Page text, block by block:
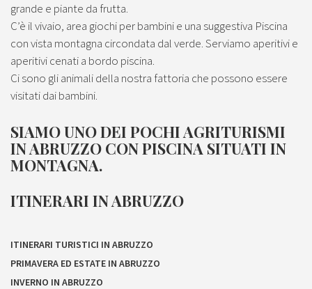
grande e piante da frutta.
C’è il vivaio, area giochi per bambini e una suggestiva Piscina
con vista montagna circondata dal verde. Serviamo aperitivi e
aperitivi cenati a bordo piscina.
Ci sono gli animali della nostra fattoria che possono essere
visitati dai bambini.
SIAMO UNO DEI POCHI AGRITURISMI
IN ABRUZZO CON PISCINA SITUATI IN
MONTAGNA.
ITINERARI IN ABRUZZO
ITINERARI TURISTICI IN ABRUZZO
PRIMAVERA ED ESTATE IN ABRUZZO
INVERNO IN ABRUZZO